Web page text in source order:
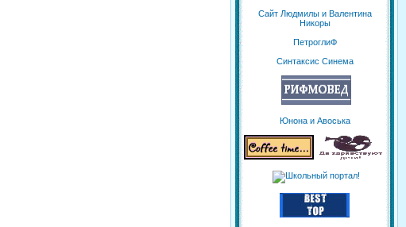
Сайт Людмилы и Валентина
Никоры
ПетроглиФ
Синтаксис Синема
Юнона и Авоська